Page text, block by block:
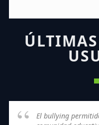
El bullying